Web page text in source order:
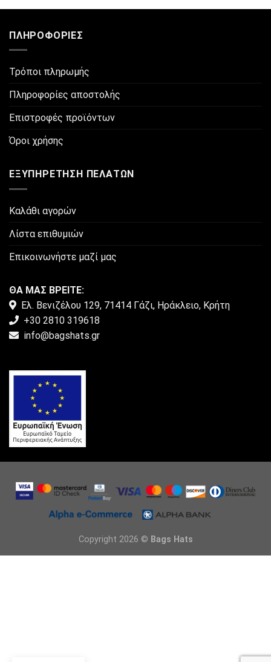
ΠΛΗΡΟΦΟΡΊΕΣ
Τρόποι πληρωμής
Πληροφορίες αποστολής
Επιστροφές προϊόντων
Όροι χρήσης
ΕΞΥΠΗΡΈΤΗΣΗ ΠΕΛΑΤΏΝ
Καλάθι αγορών
Λίστα επιθυμιών
Επικοινωνήστε μαζί μας
ΘΑ ΜΑΣ ΒΡΕΙΤΕ:
Ελ. Βενιζέλου 129, 71414 Γάζι, Ηράκλειο, Κρήτη
+30 2810 319618
info@bagshats.gr
Copyright 2026 © Bags Hats